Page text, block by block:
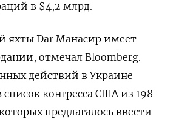
в $4,2 млрд.
яхты Dar Манасир имеет
отмечал Bloomberg.
действий в Украине
конгресса США из 198
предлагалось ввести